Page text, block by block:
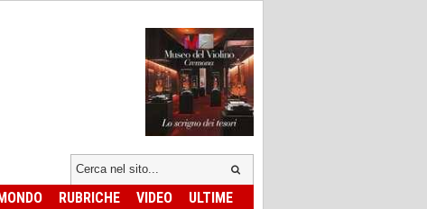
RUBRICHE VIDEO ULTIME